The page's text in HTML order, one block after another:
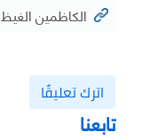
الكاظمين الغيظ
اترك تعليقًا
تابعنا